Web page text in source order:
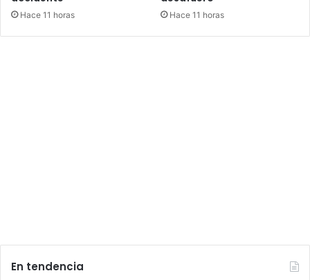
Hace 11 horas Hace 11 horas
En tendencia